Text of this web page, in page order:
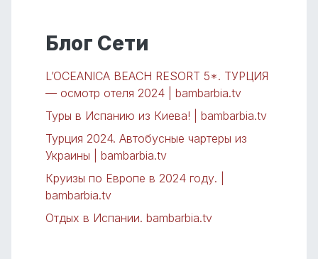
Блог Сети
L’OCEANICA BEACH RESORT 5*. ТУРЦИЯ
— осмотр отеля 2024 | bambarbia.tv
Туры в Испанию из Киева! | bambarbia.tv
Турция 2024. Автобусные чартеры из
Украины | bambarbia.tv
Круизы по Европе в 2024 году. |
bambarbia.tv
Отдых в Испании. bambarbia.tv